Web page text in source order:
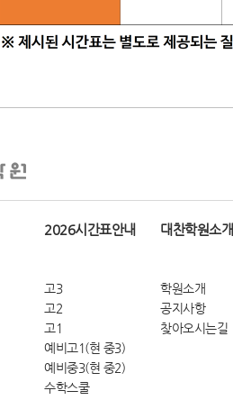
2026시간표안내
고3
고2
고1
예비고1(현 중3)
예비중3(현 중2)
수학스쿨
대찬학원소개
학원소개
공지사항
찾아오시는길